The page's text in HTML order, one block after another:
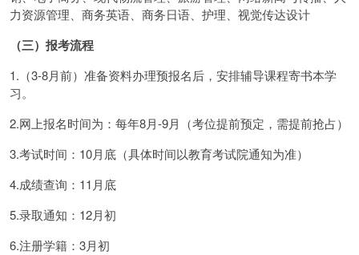
力资源管理、商务英语、商务日语、护理、视觉传达设计
（三）报考流程
1.（3-8月前）准备资料办理预报名后，安排辅导课程寄书本学
习。
2.网上报名时间为：每年8月-9月（考位提前预定，需提前抢占）
3.考试时间：10月底（具体时间以教育考试院通知为准）
4.成绩查询：11月底
5.录取通知：12月初
6.注册学籍：3月初